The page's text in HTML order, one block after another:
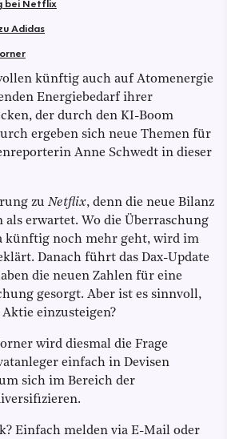
bei Netflix
Adidas
künftig auch auf Atomenergie
Energiebedarf ihrer
der durch den KI-Boom
ergeben sich neue Themen für
Anne Schwedt in dieser
zu Netflix, denn die neue Bilanz
als erwartet. Wo die Überraschung
künftig noch mehr geht, wird im
Danach führt das Dax-Update
die neuen Zahlen für eine
gesorgt. Aber ist es sinnvoll,
einzusteigen?
wird diesmal die Frage
einfach in Devisen
sich im Bereich der
Einfach melden via E-Mail oder